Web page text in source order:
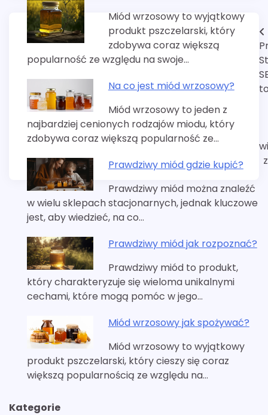
Miód wrzosowy to wyjątkowy
produkt pszczelarski, który
zdobywa coraz większą
popularność ze względu na swoje…
Na co jest miód wrzosowy?
Miód wrzosowy to jeden z
najbardziej cenionych rodzajów miodu, który
zdobywa coraz większą popularność ze…
Prawdziwy miód gdzie kupić?
Prawdziwy miód można znaleźć
w wielu sklepach stacjonarnych, jednak kluczowe
jest, aby wiedzieć, na co…
Prawdziwy miód jak rozpoznać?
Prawdziwy miód to produkt,
który charakteryzuje się wieloma unikalnymi
cechami, które mogą pomóc w jego…
Miód wrzosowy jak spożywać?
Miód wrzosowy to wyjątkowy
produkt pszczelarski, który cieszy się coraz
większą popularnością ze względu na…
Nawigacja
wpisu
Kategorie